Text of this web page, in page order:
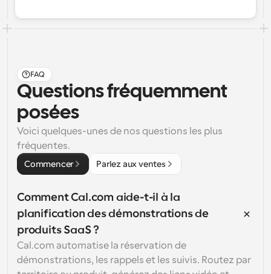
FAQ
Questions fréquemment
posées
Voici quelques-unes de nos questions les plus
fréquentes.
Commencer Parlez aux ventes
Comment Cal.com aide-t-il à la
planification des démonstrations de
produits SaaS ?
Cal.com automatise la réservation de
démonstrations, les rappels et les suivis. Routez par